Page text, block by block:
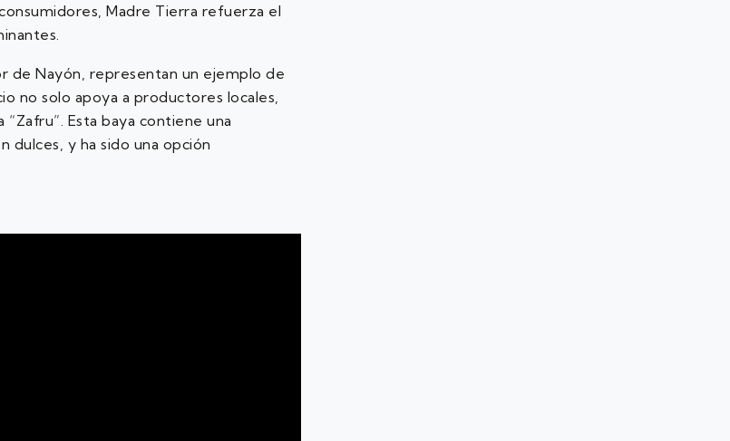
Madre Tierra refuerza el
de Nayón, representan un ejemplo de
no solo apoya a productores locales,
Esta baya contiene una
dulces, y ha sido una opción